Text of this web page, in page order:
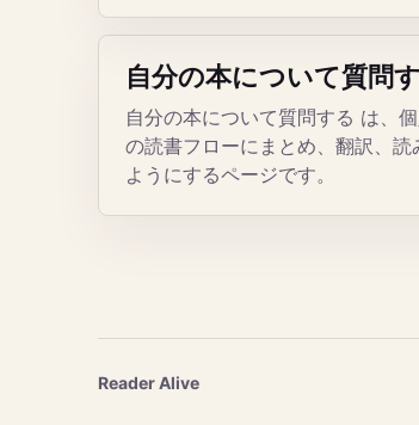
自分の本について質問
自分の本について質問する は、
の読書フローにまとめ、翻訳、
ようにするページです。
Reader Alive